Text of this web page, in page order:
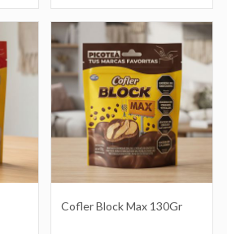
$ 8.490
Mani con Chocolate Block 40Gr
$ 3.490
Cofler Block Max 130Gr